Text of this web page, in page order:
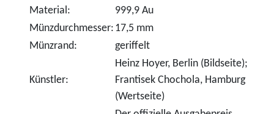
Material:
999,9 Au
Münzdurchmesser: 17,5 mm
Münzrand:
geriffelt
Künstler:
Heinz Hoyer, Berlin (Bildseite);
Frantisek Chochola, Hamburg
(Wertseite)